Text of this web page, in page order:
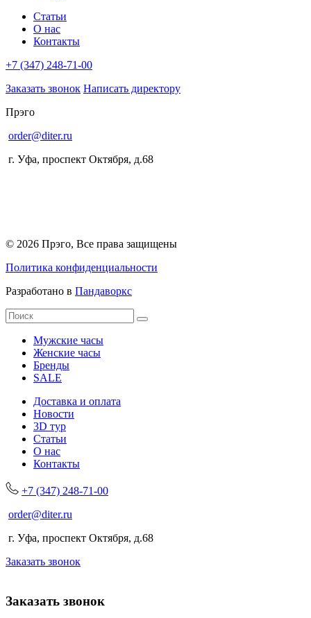
Статьи
О нас
Контакты
+7 (347) 248-71-00
Заказать звонок Написать директору
Прэго
order@diter.ru
г. Уфа, проспект Октября, д.68
© 2026 Прэго, Все права защищены
Политика конфиденциальности
Разработано в Пандаворкс
Мужские часы
Женские часы
Бренды
SALE
Доставка и оплата
Новости
3D тур
Статьи
О нас
Контакты
+7 (347) 248-71-00
order@diter.ru
г. Уфа, проспект Октября, д.68
Заказать звонок
Заказать звонок